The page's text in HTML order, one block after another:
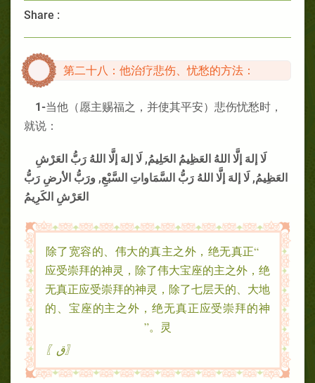
Share :
第二十八：他治疗悲伤、忧愁的方法：
1-当他（愿主赐福之，并使其平安）悲伤忧愁时，
就说：
لَا إلهَ إلَّا اللهُ العَظِيمُ الحَلِيمُ, لَا إلهَ إلَّا اللهُ رَبُّ العَرْشِ
العَظِيمُ, لَا إلهَ إلَّا اللهُ رَبُّ السَّمَاواتِ السَّبْعِ, ورَبُّ الأرضِ رَبُّ
العَرْشِ الكَرِيمُ
“除了宽容的、伟大的真主之外，绝无真正
应受崇拜的神灵，除了伟大宝座的主之外，绝
无真正应受崇拜的神灵，除了七层天的、大地
的、宝座的主之外，绝无真正应受崇拜的神
灵。”
〖ق〗